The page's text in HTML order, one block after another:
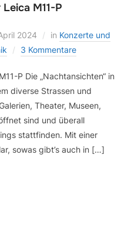
M11-P
2024 in Konzerte und
3 Kommentare
P Die „Nachtansichten“ in
diverse Strassen und
Theater, Museen,
sind und überall
stattfinden. Mit einer
sowas gibt’s auch in […]